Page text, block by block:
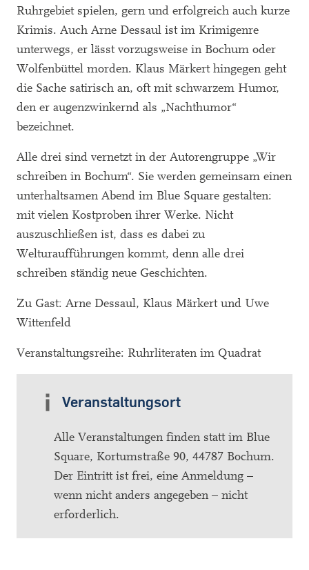
Ruhrgebiet spielen, gern und erfolgreich auch kurze
Krimis. Auch Arne Dessaul ist im Krimigenre
unterwegs, er lässt vorzugsweise in Bochum oder
Wolfenbüttel morden. Klaus Märkert hingegen geht
die Sache satirisch an, oft mit schwarzem Humor,
den er augenzwinkernd als „Nachthumor“
bezeichnet.
Alle drei sind vernetzt in der Autorengruppe „Wir
schreiben in Bochum“. Sie werden gemeinsam einen
unterhaltsamen Abend im Blue Square gestalten:
mit vielen Kostproben ihrer Werke. Nicht
auszuschließen ist, dass es dabei zu
Welturaufführungen kommt, denn alle drei
schreiben ständig neue Geschichten.
Zu Gast: Arne Dessaul, Klaus Märkert und Uwe
Wittenfeld
Veranstaltungsreihe: Ruhrliteraten im Quadrat
Veranstaltungsort
Alle Veranstaltungen finden statt im Blue
Square, Kortumstraße 90, 44787 Bochum.
Der Eintritt ist frei, eine Anmeldung –
wenn nicht anders angegeben – nicht
erforderlich.